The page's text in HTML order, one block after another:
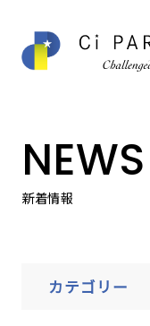
NEWS
新着情報
カテゴリー